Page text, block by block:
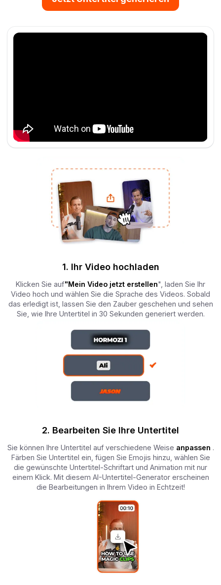
1. Ihr Video hochladen
Klicken Sie auf"Mein Video jetzt erstellen", laden Sie Ihr
Video hoch und wählen Sie die Sprache des Videos. Sobald
das erledigt ist, lassen Sie den Zauber geschehen und sehen
Sie, wie Ihre Untertitel in 30 Sekunden generiert werden.
2. Bearbeiten Sie Ihre Untertitel
Sie können Ihre Untertitel auf verschiedene Weise anpassen .
Färben Sie Untertitel ein, fügen Sie Emojis hinzu, wählen Sie
die gewünschte Untertitel-Schriftart und Animation mit nur
einem Klick. Mit diesem AI-Untertitel-Generator erscheinen
die Bearbeitungen in Ihrem Video in Echtzeit!